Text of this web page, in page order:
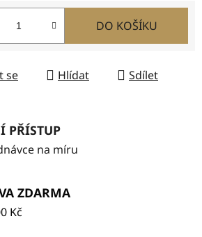
DO KOŠÍKU
se Hlídat Sdílet
PŘÍSTUP
na míru
ZDARMA
Kč